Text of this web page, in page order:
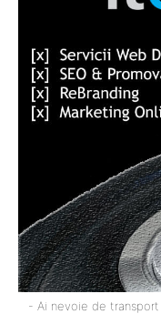
- Ai nevoie de